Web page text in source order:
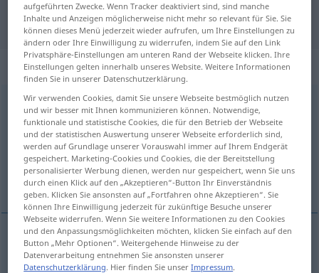
"Obhut" Kroatisch Übersetzung
„Obhut“: Femininum
Obhutf <Obhut>
Übersicht aller Übersetzungen
(Für mehr Details die Übersetzung anklicken/antippen)
zaštita, paska
zaštita, paska Obhut
aufgeführten Zwecke. Wenn Tracker deaktiviert sind, sind manche
Inhalte und Anzeigen möglicherweise nicht mehr so relevant für Sie. Sie
können dieses Menü jederzeit wieder aufrufen, um Ihre Einstellungen zu
ändern oder Ihre Einwilligung zu widerrufen, indem Sie auf den Link
Privatsphäre-Einstellungen am unteren Rand der Webseite klicken. Ihre
Einstellungen gelten innerhalb unseres Website. Weitere Informationen
finden Sie in unserer Datenschutzerklärung.
Wir verwenden Cookies, damit Sie unsere Webseite bestmöglich nutzen
und wir besser mit Ihnen kommunizieren können. Notwendige,
funktionale und statistische Cookies, die für den Betrieb der Webseite
und der statistischen Auswertung unserer Webseite erforderlich sind,
werden auf Grundlage unserer Vorauswahl immer auf Ihrem Endgerät
gespeichert. Marketing-Cookies und Cookies, die der Bereitstellung
personalisierter Werbung dienen, werden nur gespeichert, wenn Sie uns
durch einen Klick auf den „Akzeptieren“-Button Ihr Einverständnis
geben. Klicken Sie ansonsten auf „Fortfahren ohne Akzeptieren“. Sie
können Ihre Einwilligung jederzeit für zukünftige Besuche unserer
Webseite widerrufen. Wenn Sie weitere Informationen zu den Cookies
und den Anpassungsmöglichkeiten möchten, klicken Sie einfach auf den
Button „Mehr Optionen“. Weitergehende Hinweise zu der
Datenverarbeitung entnehmen Sie ansonsten unserer
Datenschutzerklärung. Hier finden Sie unserImpressum.